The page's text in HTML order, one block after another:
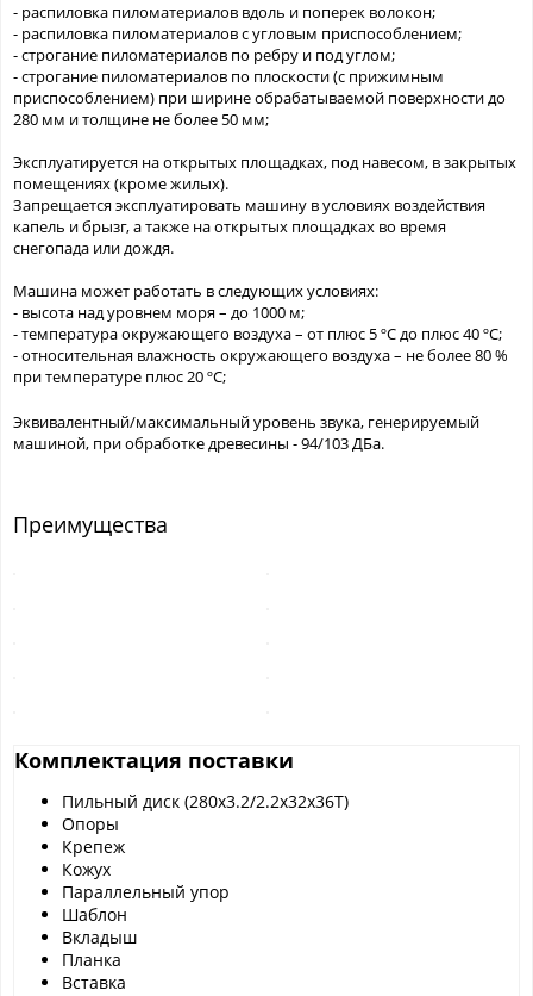
- распиловка пиломатериалов вдоль и поперек волокон;
- распиловка пиломатериалов с угловым приспособлением;
- строгание пиломатериалов по ребру и под углом;
- строгание пиломатериалов по плоскости (с прижимным
приспособлением) при ширине обрабатываемой поверхности до
280 мм и толщине не более 50 мм;
Эксплуатируется на открытых площадках, под навесом, в закрытых
помещениях (кроме жилых).
Запрещается эксплуатировать машину в условиях воздействия
капель и брызг, а также на открытых площадках во время
снегопада или дождя.
Машина может работать в следующих условиях:
- высота над уровнем моря – до 1000 м;
- температура окружающего воздуха – от плюс 5 ºС до плюс 40 ºС;
- относительная влажность окружающего воздуха – не более 80 %
при температуре плюс 20 ºС;
Эквивалентный/максимальный уровень звука, генерируемый
машиной, при обработке древесины - 94/103 ДБа.
Преимущества
Комплектация поставки
Пильный диск (280x3.2/2.2x32x36Т)
Опоры
Крепеж
Кожух
Параллельный упор
Шаблон
Вкладыш
Планка
Вставка